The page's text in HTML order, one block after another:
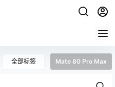
全部标签 Mate 80 Pro Max